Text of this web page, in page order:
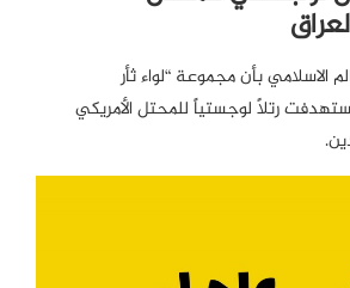
الاسلامي بأن مجموعة “لواء ثأر
رتلاً لوجستياً للمحتل الأمريكي